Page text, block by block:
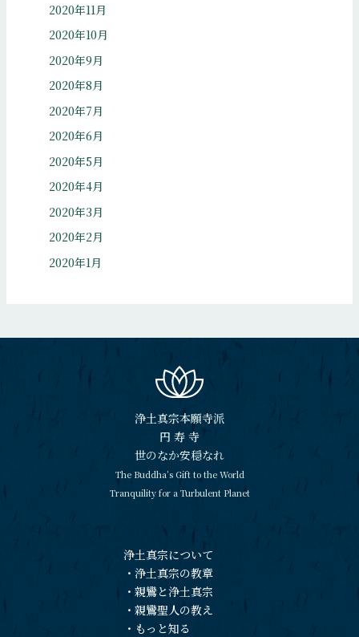
2020年11月
2020年10月
2020年9月
2020年8月
2020年7月
2020年6月
2020年5月
2020年4月
2020年3月
2020年2月
2020年1月
浄土真宗本願寺派
円 寿 寺
世のなか安穏なれ
The Buddha’s Gift to the World
Tranquility for a Turbulent Planet
浄土真宗について
・浄土真宗の教章
・親鸞と浄土真宗
・親鸞聖人の教え
・ もっと知る